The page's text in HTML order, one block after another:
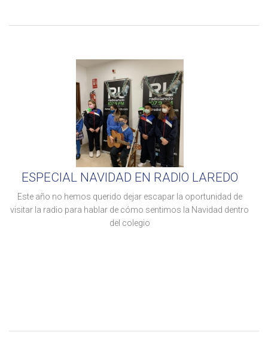
ESPECIAL NAVIDAD EN RADIO LAREDO
Este año no hemos querido dejar escapar la oportunidad de
visitar la radio para hablar de cómo sentimos la Navidad dentro
del colegio